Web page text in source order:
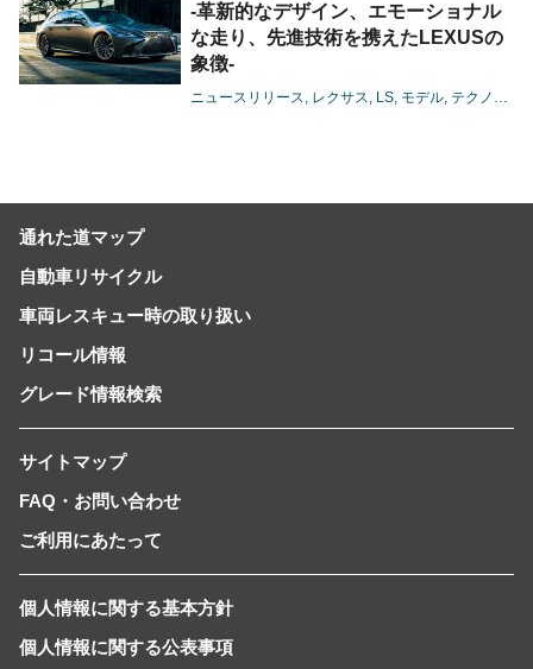
-革新的なデザイン、エモーショナル
な走り、先進技術を携えたLEXUSの
象徴-
ニュースリリース レクサス LS モデル テクノロジー
通れた道マップ
自動車リサイクル
車両レスキュー時の取り扱い
リコール情報
グレード情報検索
サイトマップ
FAQ・お問い合わせ
ご利用にあたって
個人情報に関する基本方針
個人情報に関する公表事項